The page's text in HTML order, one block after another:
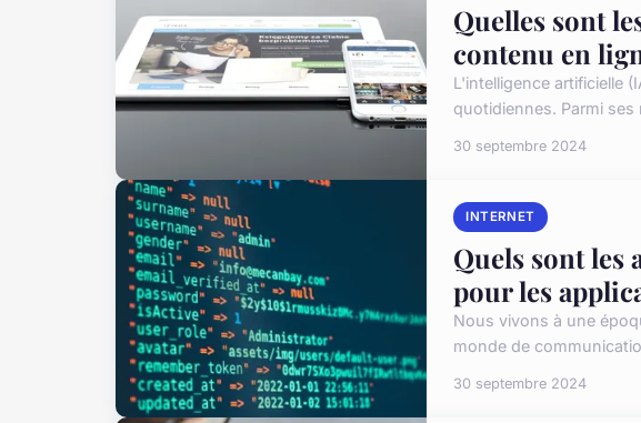
Quelles sont
contenu en
L'intelligence artificielle
quotidiennes. Parmi
30 septembre 2024
INTERNET
Quels sont les
pour les
Nous vivons à une
monde de
30 septembre 2024